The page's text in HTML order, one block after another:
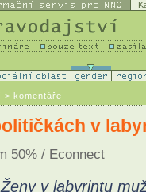
> komentáře
v
50% / Econnect
v labyrintu